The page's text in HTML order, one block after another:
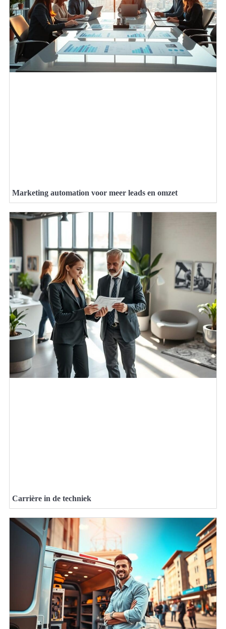
Marketing automation voor meer leads en omzet
Carrière in de techniek